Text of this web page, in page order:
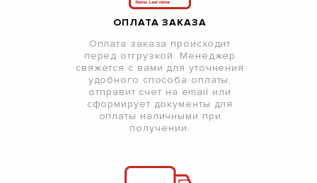
ОПЛАТА ЗАКАЗА
Оплата заказа происходит
перед отгрузкой. Менеджер
свяжется с вами для уточнения
удобного способа оплаты,
отправит счет на email или
сформирует документы для
оплаты наличными при
получении.